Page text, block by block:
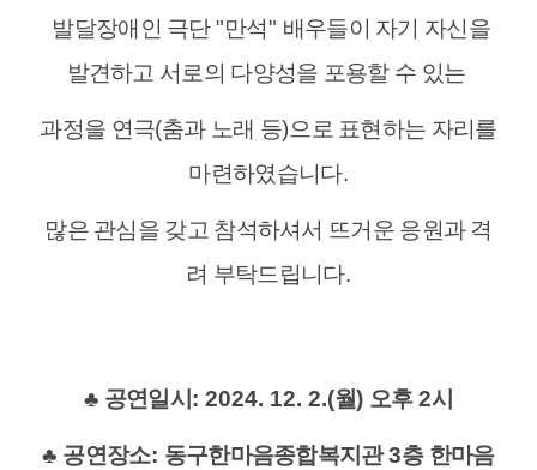
발달장애인 극단"만석" 배우들이 자기 자신을
발견하고 서로의 다양성을 포용할 수 있는
과정을 연극(춤과 노래 등)으로 표현하는 자리를
마련하였습니다.
많은 관심을 갖고 참석하셔서 뜨거운 응원과 격
려 부탁드립니다.
♣ 공연일시 : 2024. 12. 2.(월) 오후2시
♣ 공연장소: 동구한마음종합복지관3층 한마음